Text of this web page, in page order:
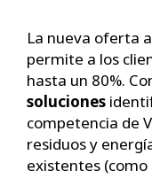
La nueva oferta
permite a los
hasta un 80%.
soluciones
competencia de
residuos y
existentes